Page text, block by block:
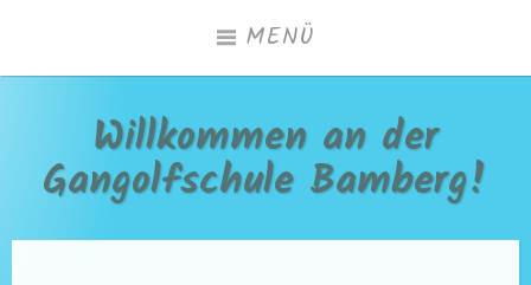
springen
MENÜ
Willkommen an der
Gangolfschule Bamberg!